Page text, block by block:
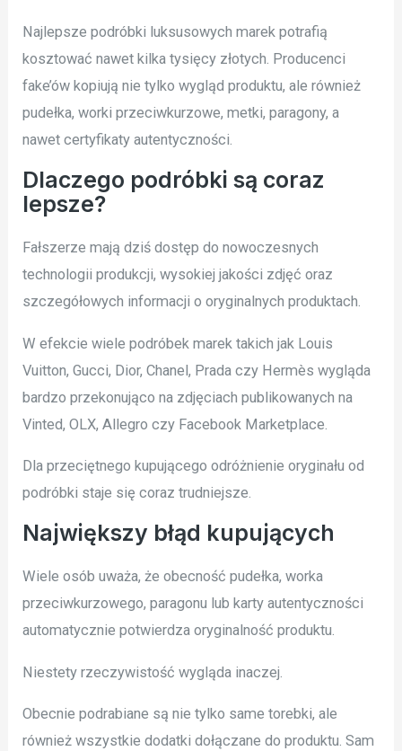
Najlepsze podróbki luksusowych marek potrafią
kosztować nawet kilka tysięcy złotych. Producenci
fake’ów kopiują nie tylko wygląd produktu, ale również
pudełka, worki przeciwkurzowe, metki, paragony, a
nawet certyfikaty autentyczności.
Dlaczego podróbki są coraz
lepsze?
Fałszerze mają dziś dostęp do nowoczesnych
technologii produkcji, wysokiej jakości zdjęć oraz
szczegółowych informacji o oryginalnych produktach.
W efekcie wiele podróbek marek takich jak Louis
Vuitton, Gucci, Dior, Chanel, Prada czy Hermès wygląda
bardzo przekonująco na zdjęciach publikowanych na
Vinted, OLX, Allegro czy Facebook Marketplace.
Dla przeciętnego kupującego odróżnienie oryginału od
podróbki staje się coraz trudniejsze.
Największy błąd kupujących
Wiele osób uważa, że obecność pudełka, worka
przeciwkurzowego, paragonu lub karty autentyczności
automatycznie potwierdza oryginalność produktu.
Niestety rzeczywistość wygląda inaczej.
Obecnie podrabiane są nie tylko same torebki, ale
również wszystkie dodatki dołączane do produktu. Sam